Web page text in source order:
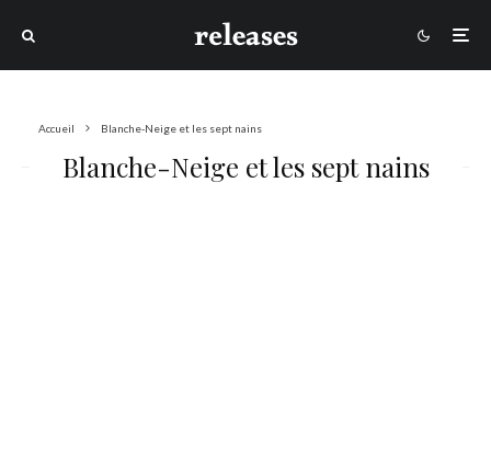
Accueil Blanche-Neige et les sept nains
Blanche-Neige et les sept nains